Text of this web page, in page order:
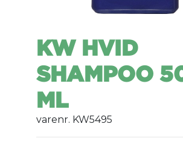
KW HVID
SHAMPOO
ML
varenr. KW5495